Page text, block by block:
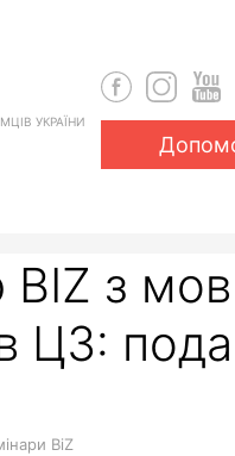
УКРАЇНИ
з
ЦЗ:
BiZ